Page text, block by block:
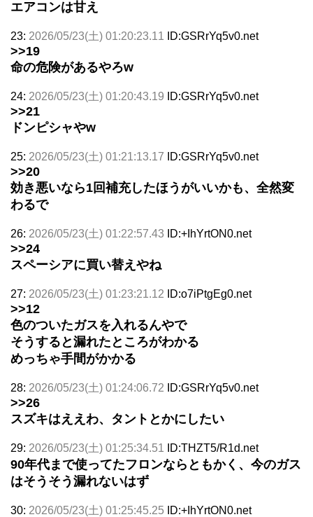
エアコンは甘え
23: 2026/05/23(土) 01:20:23.11 ID:GSRrYq5v0.net
>>19
命の危険があるやろw
24: 2026/05/23(土) 01:20:43.19 ID:GSRrYq5v0.net
>>21
ドンピシャやw
25: 2026/05/23(土) 01:21:13.17 ID:GSRrYq5v0.net
>>20
効き悪いなら1回補充したほうがいいかも、全然変
わるで
26: 2026/05/23(土) 01:22:57.43 ID:+IhYrtON0.net
>>24
スペーシアに買い替えやね
27: 2026/05/23(土) 01:23:21.12 ID:o7iPtgEg0.net
>>12
色のついたガスを入れるんやで
そうすると漏れたところがわかる
めっちゃ手間がかかる
28: 2026/05/23(土) 01:24:06.72 ID:GSRrYq5v0.net
>>26
スズキはええわ、タントとかにしたい
29: 2026/05/23(土) 01:25:34.51 ID:THZT5/R1d.net
90年代まで使ってたフロンならともかく、今のガス
はそうそう漏れないはず
30: 2026/05/23(土) 01:25:45.25 ID:+IhYrtON0.net